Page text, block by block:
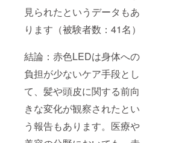
見られたというデータもあ
ります（被験者数：41名）
結論：赤色LEDは身体への
負担が少ないケア手段とし
て、髪や頭皮に関する前向
きな変化が観察されたとい
う報告もあります。医療や